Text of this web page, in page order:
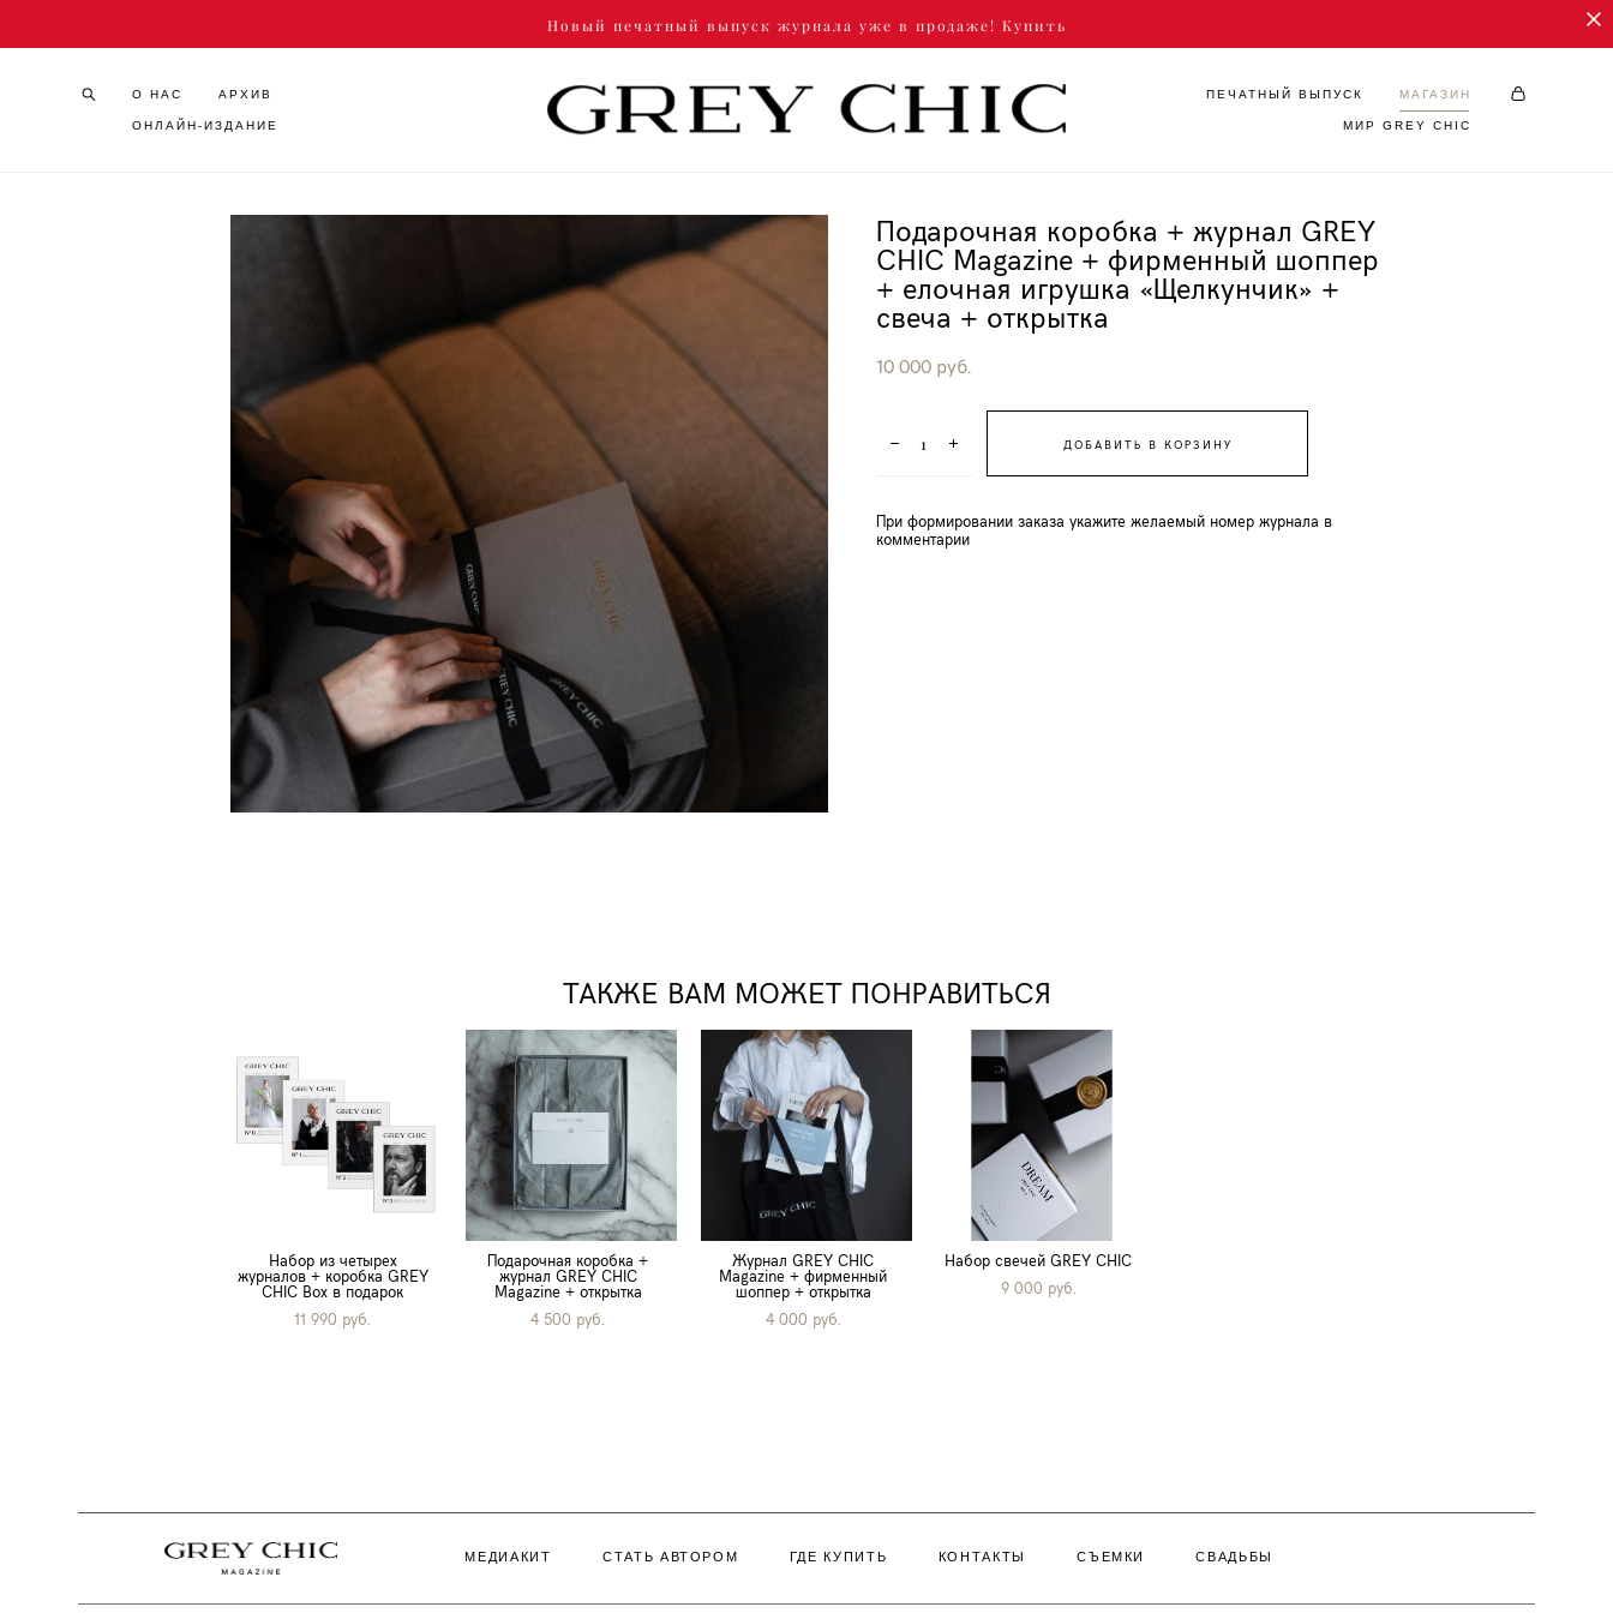
Новый печатный выпуск журнала уже в продаже! Купить
О НАС АРХИВ
ОНЛАЙН-ИЗДАНИЕ
ПЕЧАТНЫЙ ВЫПУСК МАГАЗИН
МИР GREY CHIC
О НАС АРХИВ ПЕЧАТНЫЙ ВЫПУСК МАГАЗИН
Подарочная коробка + журнал GREY
CHIC Magazine + фирменный шоппер
+ елочная игрушка «Щелкунчик» +
свеча + открытка
10 000 pуб.
ДОБАВИТЬ В КОРЗИНУ
При формировании заказа укажите желаемый номер журнала в
комментарии
ТАКЖЕ ВАМ МОЖЕТ ПОНРАВИТЬСЯ
Набор из четырех
журналов + коробка GREY
CHIC Box в подарок
11 990 pуб.
Подарочная коробка +
журнал GREY CHIC
Magazine + открытка
4 500 pуб.
Журнал GREY CHIC
Magazine + фирменный
шоппер + открытка
4 000 pуб.
Набор свечей GREY CHIC
9 000 pуб.
МЕДИАКИТ СТАТЬ АВТОРОМ ГДЕ КУПИТЬ КОНТАКТЫ СЪЕМКИ СВАДЬБЫ